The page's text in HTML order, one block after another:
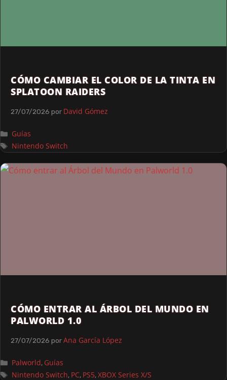
CÓMO CAMBIAR EL COLOR DE LA TINTA EN
SPLATOON RAIDERS
27/07/2026 por David Gómez
Guías
Nintendo Switch
CÓMO ENTRAR AL ÁRBOL DEL MUNDO EN
PALWORLD 1.0
27/07/2026 porAna García López
Palworld, Guías
Nintendo Switch, PC, PS5,XBOX Series X/S